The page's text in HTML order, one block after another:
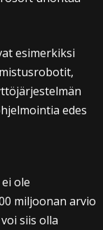
esimerkiksi
edes
ole
miljoonan arvio
siis olla